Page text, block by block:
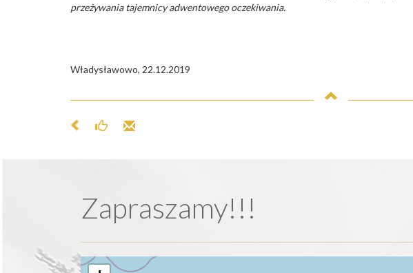
przeżywania tajemnicy adwentowego oczekiwania.
Władysławowo, 22.12.2019 Ks. Marek
Zapraszamy!!!